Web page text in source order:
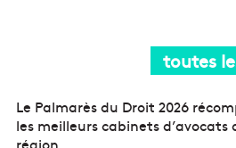
toutes
Le Palmarès du Droit 2026
les meilleurs cabinets d’avocats
région